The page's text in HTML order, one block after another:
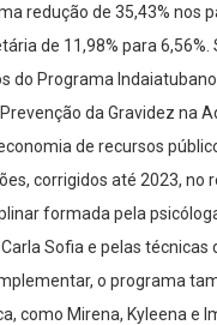
redução de 35,43% nos
de 11,98% para
do Programa
da Gravidez na
de recursos
corrigidos até 2023,
formada pela
Sofia e pelas
o programa
como Mirena, Kyleena e